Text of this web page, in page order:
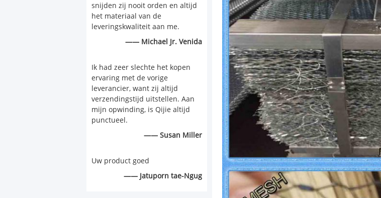
snijden zij nooit orden en altijd
het materiaal van de
leveringskwaliteit aan me.
—— Michael Jr. Venida
Ik had zeer slechte het kopen
ervaring met de vorige
leverancier, want zij altijd
verzendingstijd uitstellen. Aan
mijn opwinding, is Qijie altijd
punctueel.
—— Susan Miller
Uw product goed
—— Jatuporn tae-Ngug